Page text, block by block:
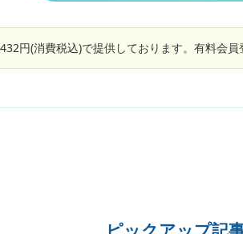
した。
マイコ
しょう
ゲン検
円(消費税込)で提供しております。有料会